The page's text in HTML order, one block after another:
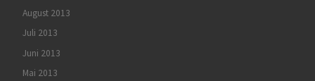
August 2013
Juli 2013
Juni 2013
Mai 2013